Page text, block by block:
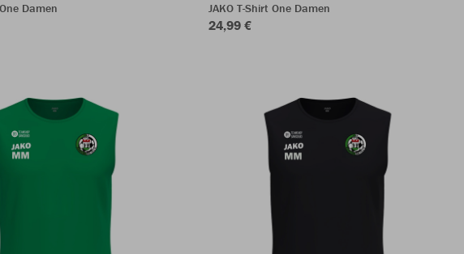
Damen JAKO T-Shirt One Damen
24,99 €